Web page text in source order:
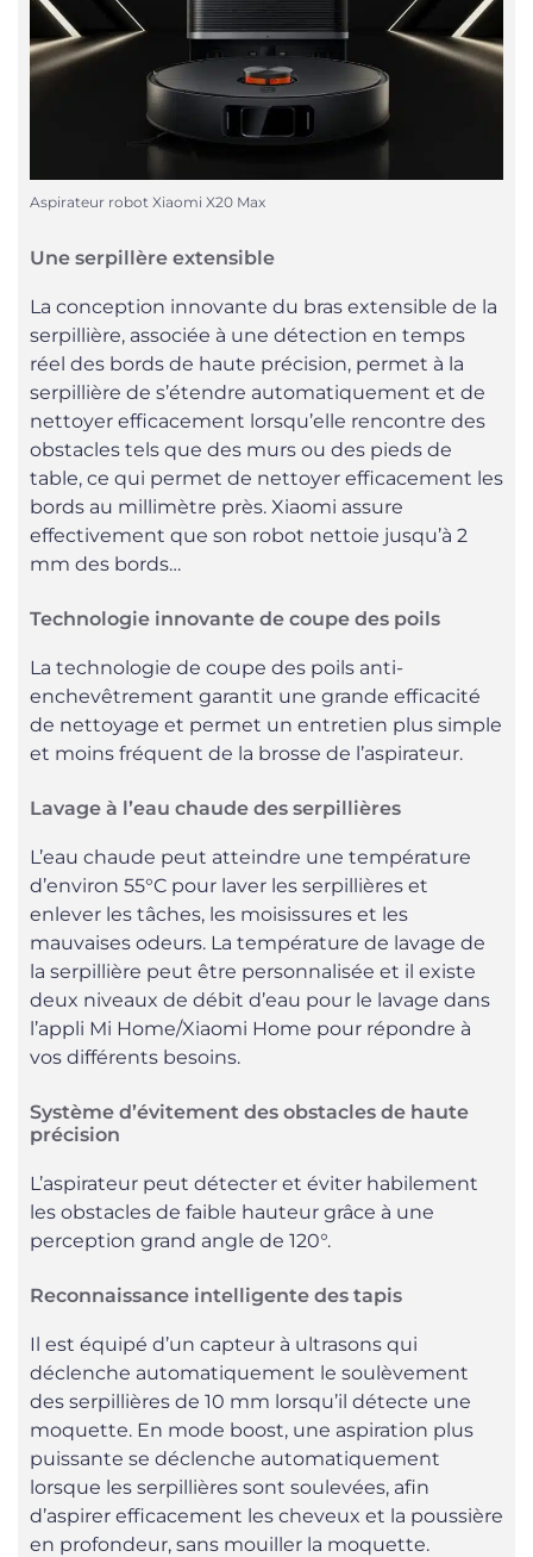
Aspirateur robot Xiaomi X20 Max
Une serpillère extensible
La conception innovante du bras extensible de la
serpillière, associée à une détection en temps
réel des bords de haute précision, permet à la
serpillière de s’étendre automatiquement et de
nettoyer efficacement lorsqu’elle rencontre des
obstacles tels que des murs ou des pieds de
table, ce qui permet de nettoyer efficacement les
bords au millimètre près. Xiaomi assure
effectivement que son robot nettoie jusqu’à 2
mm des bords…
Technologie innovante de coupe des poils
La technologie de coupe des poils anti-
enchevêtrement garantit une grande efficacité
de nettoyage et permet un entretien plus simple
et moins fréquent de la brosse de l’aspirateur.
Lavage à l’eau chaude des serpillières
L’eau chaude peut atteindre une température
d’environ 55°C pour laver les serpillières et
enlever les tâches, les moisissures et les
mauvaises odeurs. La température de lavage de
la serpillière peut être personnalisée et il existe
deux niveaux de débit d’eau pour le lavage dans
l’appli Mi Home/Xiaomi Home pour répondre à
vos différents besoins.
Système d’évitement des obstacles de haute
précision
L’aspirateur peut détecter et éviter habilement
les obstacles de faible hauteur grâce à une
perception grand angle de 120°.
Reconnaissance intelligente des tapis
Il est équipé d’un capteur à ultrasons qui
déclenche automatiquement le soulèvement
des serpillières de 10 mm lorsqu’il détecte une
moquette. En mode boost, une aspiration plus
puissante se déclenche automatiquement
lorsque les serpillières sont soulevées, afin
d’aspirer efficacement les cheveux et la poussière
en profondeur, sans mouiller la moquette.